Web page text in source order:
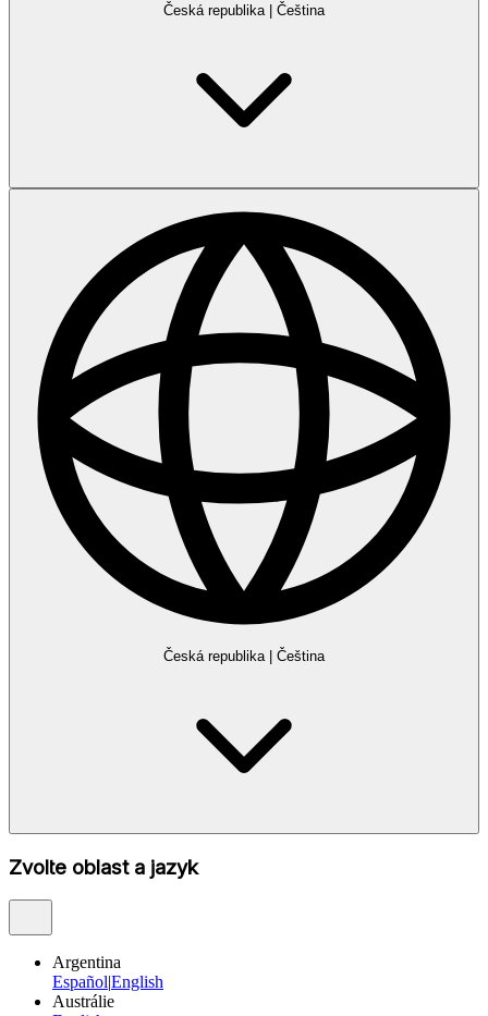
Česká republika Čeština
Česká republika Čeština
Zvolte oblast a jazyk
Argentina
Español|English
Austrálie